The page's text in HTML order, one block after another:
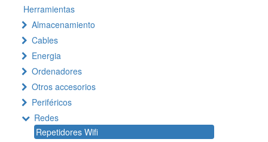
Herramientas
Almacenamiento
Cables
Energia
Ordenadores
Otros accesorios
Periféricos
Redes
Repetidores Wifi